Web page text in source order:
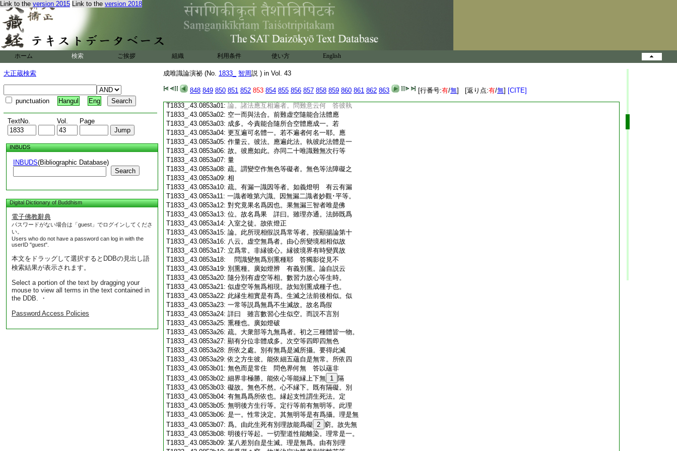
Link to the version 2015 Link to the version 2018
ホーム 検索 ご挨拶 組織 利用条件 使い方 English
大正蔵検索
punctuation Hangul Eng
TextNo. Vol. Page
INBUDS
INBUDS(Bibliographic Database)
Search
Digital Dictionary of Buddhism
電子佛教辭典
パスワードがない場合は「guest」でログインしてくださ
い。
Users who do not have a password can log in with the
userID "guest".
本文をドラッグして選択するとDDBの見出し語
検索結果が表示されます。
Select a portion of the text by dragging your
mouse to view all terms in the text contained in
the DDB. ・
Password Access Policies
成唯識論演祕 (No. 1833_ 智周説 ) in Vol. 43
848 849 850 851 852 853 854 855 856 857 858 859 860 861 862 863 [行番号:有/無] [返り点:有/無] [CITE]
T1833_.43.0852c19:虚空性非是有。無質礙處假名虚空。無法
T1833_.43.0852c20: 無礙故遍諸色。雖遍色中無性不改。體性
T1833_.43.0852c21:無差云唯一味 問下明虚空依如･識立。
T1833_.43.0852c22:
云何可説性是無耶 答彼經但據無質
礙處即名虚空 何以驗焉 答經以虚
T1833_.43.0852c24:空喩淨法界。若取依如所立虚空。能所喩
T1833_.43.0852c25:法便無異矣。取依識變。識變有爲。不可爲
T1833_.43.0852c26:喩。故彼經云。如虚空中種種色相現生･現
T1833_.43.0852c27:滅。而此虚空無生無滅。如是如來淨法界
T1833_.43.0852c28: 中諸知變化利衆生事現生･現滅而淨法界
T1833_.43.0853a01: 論。諸法應互相遍者。問難意云何 答彼執
T1833_.43.0853a02: 空一而與法合。前難虚空隨能合法體應
T1833_.43.0853a03: 成多。今責能合隨所合空體應成一。若
T1833_.43.0853a04: 更互遍可名體一。若不遍者何名一耶。應
T1833_.43.0853a05: 作量云。彼法。應遍此法。執彼此法體是一
T1833_.43.0853a06: 故。彼應如此。亦同二十唯識難無次行等
T1833_.43.0853a07: 量
T1833_.43.0853a08: 疏。謂變空作無色等礙者。無色等法障礙之
T1833_.43.0853a09: 相
T1833_.43.0853a10: 疏。有漏一識因等者。如義燈明 有云有漏
T1833_.43.0853a11: 一識者唯第六識。因無漏二識者妙觀･平等。
T1833_.43.0853a12: 對究竟果名爲因也。果無漏三智者唯是佛
T1833_.43.0853a13: 位。故名爲果 詳曰。雖理亦通。法師既爲
T1833_.43.0853a14: 入室之徒。故依燈正
T1833_.43.0853a15: 論。此所現相假説爲常等者。按顯揚論第十
T1833_.43.0853a16: 八云。虚空無爲者。由心所變境相相似故
T1833_.43.0853a17: 立爲常。非縁彼心。縁彼境界有時變異故
T1833_.43.0853a18:
問識變無爲別熏種耶 答獨影從見不
T1833_.43.0853a19: 別熏種。廣如燈辨 有義別熏。論自説云
T1833_.43.0853a20: 隨分別有虚空等相。數習力故心等生時。
T1833_.43.0853a21: 似虚空等無爲相現。故知別熏成種子也。
T1833_.43.0853a22: 此縁生相實是有爲。生滅之法前後相似。似
T1833_.43.0853a23: 一常等説爲無爲不生滅故。故名爲假
T1833_.43.0853a24: 詳曰 雖言數習心生似空。而説不言別
T1833_.43.0853a25: 熏種也。廣如燈破
T1833_.43.0853a26: 疏。大衆部等九無爲者。初之三種體皆一物。
T1833_.43.0853a27: 顯有分位非體成多。次空等四即四無色
T1833_.43.0853a28: 所依之處。別有無爲是滅所攝。要得此滅
T1833_.43.0853a29:依之方生彼。能依細五蘊自是無常。所依四
T1833_.43.0853b01: 無色而是常住 問色界何無 答以蘊非
T1833_.43.0853b02: 細界非極勝。能依心等能縁上下無 1 隔
T1833_.43.0853b03: 礙故。無色不然。心不縁下。既有隔礙。別
T1833_.43.0853b04: 有無爲爲所依也。縁起支性謂生死法。定
T1833_.43.0853b05: 無明後方生行等。定行等前有無明等。此理
T1833_.43.0853b06: 是一。性常決定。其無明等是有爲攝。理是無
T1833_.43.0853b07: 爲。由此生死有別理故能爲礙 2 窮。故先無
T1833_.43.0853b08: 明後行等起。一切聖道性能離染。理常是一。
T1833_.43.0853b09: 某八差別自是生滅。理是無爲。由有別理